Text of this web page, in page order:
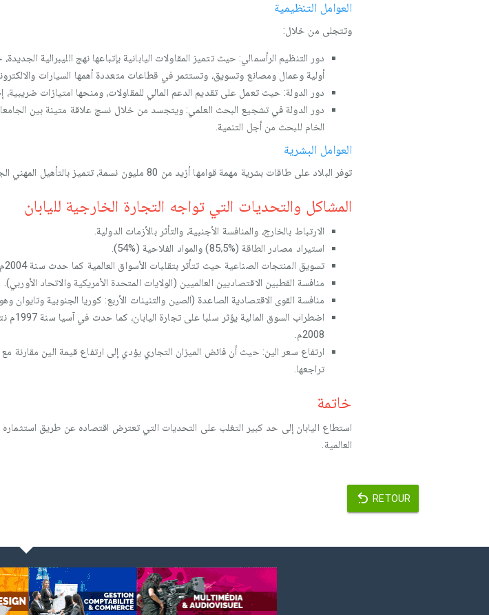
العوامل التنظيمية
وتتجلى من خلال:
دور التنظيم الرأسمالي: حيث تتميز المقاولات اليابانية بإتباعها نهج الليبرالية
أولية وعمال ومصانع وتسويق، وتستثمر في قطاعات متعددة أهمها السيارات
دور الدولة: حيث تعمل على تقديم الدعم المالي للمقاولات، ومنحها امتيازات ضريبية،
الخام للبحث من أجل التنمية.
العوامل البشرية
توفر البلاد على طاقات بشرية مهمة قوامها أزيد من 80 مليون نسمة، تتميز بالتأهيل المهني الجيد والانضباط والتفاني في العمل.
المشاكل والتحديات التي تواجه التجارة الخارجية لليابان
الارتباط بالخارج، والمنافسة الأجنبية، والتأثر بالأزمات الدولية.
استيراد مصادر الطاقة (%85،5) والمواد الفلاحية (%54).
تسويق المنتجات الصناعية حيث تتأثر بتقلبات الأسواق العالمية كما حدث سنة 2004م، أو ارتفاع أسعار البترول واضطراب السوق الأمريكية.
منافسة القطبين الاقتصاديين العالميين (الولايات المتحدة الأمريكية والاتحاد الأوربي).
منافسة القوى الاقتصادية الصاعدة (الصين والتنينات الأربع: كوريا الجنوبية وتايوان
2008م.
ارتفاع سعر الين: حيث أن فائض الميزان التجاري يؤدي إلى ارتفاع قيمة الين مقارنة
تراجعها.
خاتمة
استطاع اليابان إلى حد كبير التغلب على التحديات التي تعترض اقتصاده عن طريق استثماره
العالمية.
RETOUR